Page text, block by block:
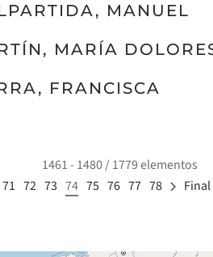
MANUEL
MARÍA
FRANCISCA
1461 - 1480 / 1779 elementos
71 72 73 74 75 76 77 78 Final